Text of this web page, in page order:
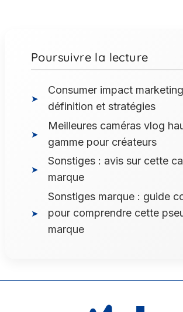
Poursuivre la lecture
Consumer impact
définition et stratégies
Meilleures caméras vlog
gamme pour créateurs
Sonstiges : avis sur cette
marque
Sonstiges marque : guide
pour comprendre cette
marque